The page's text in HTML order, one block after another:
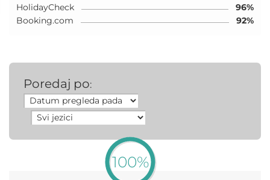
HolidayCheck
96%
Booking.com
92%
Poredaj po:
100%